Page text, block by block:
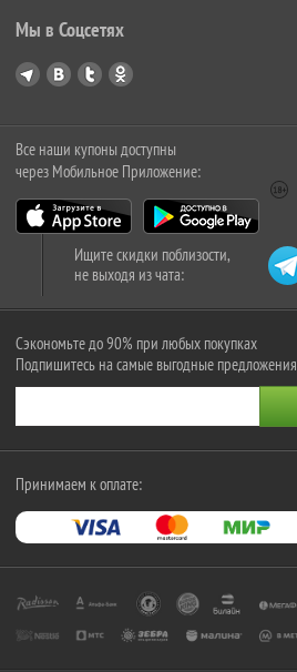
Мы в Соцсетях
Все наши купоны доступны
через Мобильное Приложение:
Ищите скидки поблизости,
не выходя из чата:
Сэкономьте до 90% при любых покупках
Подпишитесь на самые выгодные предложения
Принимаем к оплате: